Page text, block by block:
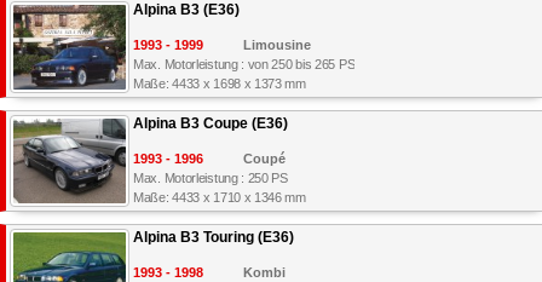
Alpina B3 (E36)
1993 - 1999
Limousine
Max. Motorleistung : von 250 bis 265 PS
Maße: 4433 x 1698 x 1373 mm
Alpina B3 Coupe (E36)
1993 - 1996
Coupé
Max. Motorleistung : 250 PS
Maße: 4433 x 1710 x 1346 mm
Alpina B3 Touring (E36)
1993 - 1998
Kombi